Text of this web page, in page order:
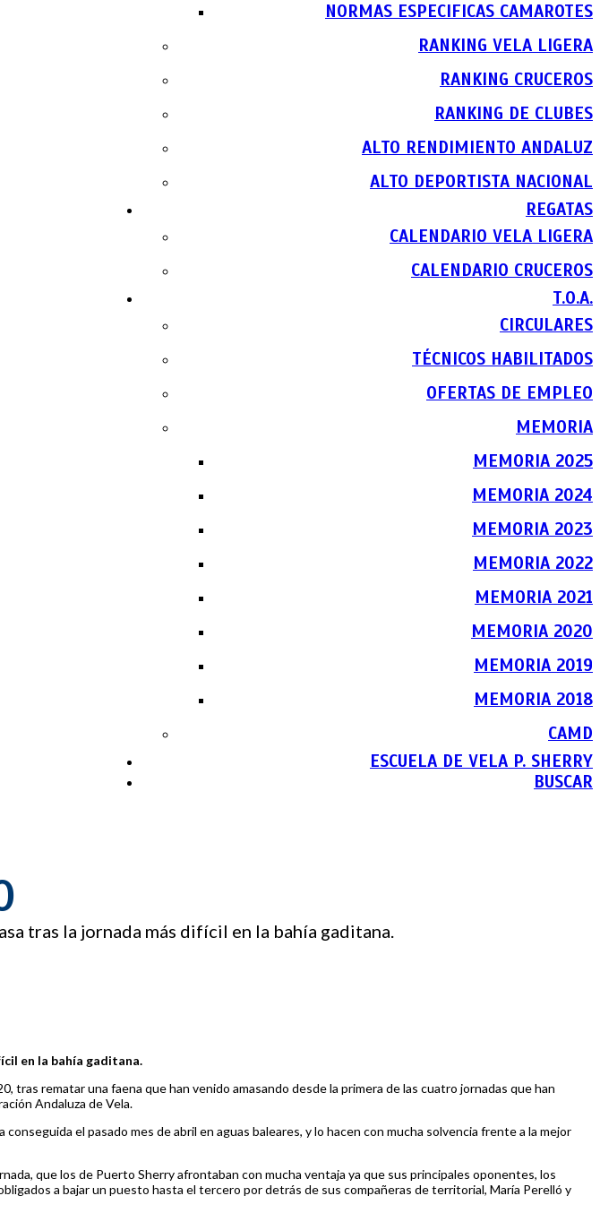
NORMAS ESPECIFICAS CAMAROTES
RANKING VELA LIGERA
RANKING CRUCEROS
RANKING DE CLUBES
ALTO RENDIMIENTO ANDALUZ
ALTO DEPORTISTA NACIONAL
REGATAS
CALENDARIO VELA LIGERA
CALENDARIO CRUCEROS
T.O.A.
CIRCULARES
TÉCNICOS HABILITADOS
OFERTAS DE EMPLEO
MEMORIA
MEMORIA 2025
MEMORIA 2024
MEMORIA 2023
MEMORIA 2022
MEMORIA 2021
MEMORIA 2020
MEMORIA 2019
MEMORIA 2018
CAMD
ESCUELA DE VELA P. SHERRY
BUSCAR
tras la jornada más difícil en la bahía gaditana.
en la bahía gaditana.
tras rematar una faena que han venido amasando desde la primera de las cuatro jornadas que han
Andaluza de Vela.
el pasado mes de abril en aguas baleares, y lo hacen con mucha solvencia frente a la mejor
que los de Puerto Sherry afrontaban con mucha ventaja ya que sus principales oponentes, los
a bajar un puesto hasta el tercero por detrás de sus compañeras de territorial, María Perelló y